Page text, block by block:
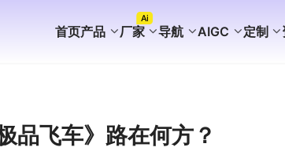
首页产品 厂家
Ai
导航 AIGC 定制
品飞车》路在何方？